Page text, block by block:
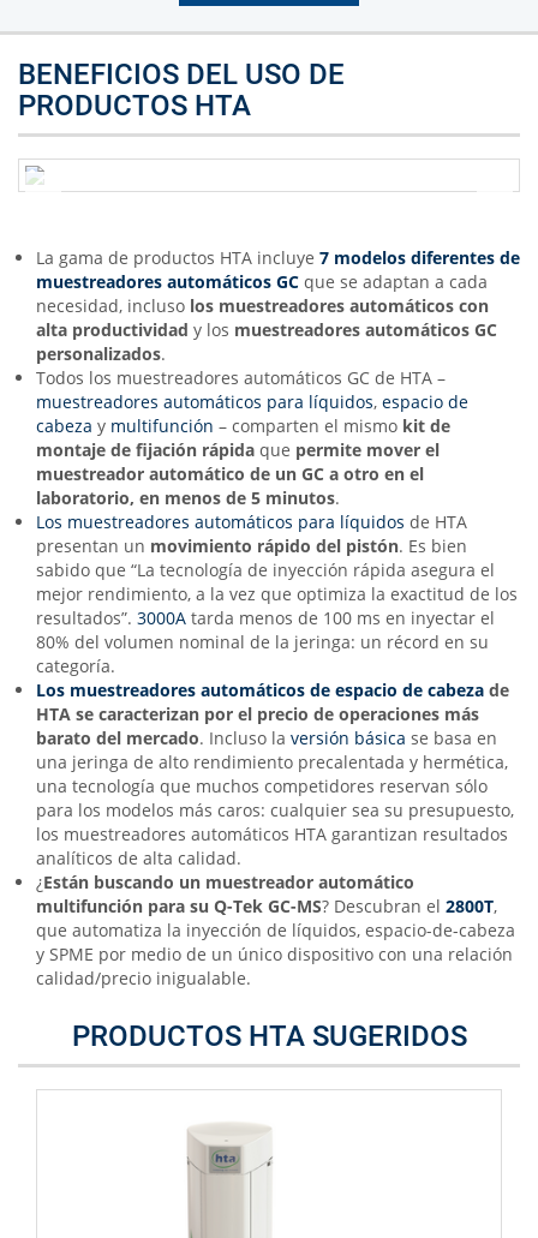
PRODUCTOS HTA SUGERIDOS
BENEFICIOS DEL USO DE
PRODUCTOS HTA
La gama de productos HTA incluye 7 modelos diferentes de
muestreadores automáticos GC que se adaptan a cada
necesidad, incluso los muestreadores automáticos con
alta productividad y los muestreadores automáticos GC
personalizados.
Todos los muestreadores automáticos GC de HTA –
muestreadores automáticos para líquidos, espacio de
cabeza y multifunción – comparten el mismo kit de
montaje de fijación rápida que permite mover el
muestreador automático de un GC a otro en el
laboratorio, en menos de 5 minutos.
Los muestreadores automáticos para líquidos de HTA
presentan un movimiento rápido del pistón. Es bien
sabido que “La tecnología de inyección rápida asegura el
mejor rendimiento, a la vez que optimiza la exactitud de los
resultados”. 3000A tarda menos de 100 ms en inyectar el
80% del volumen nominal de la jeringa: un récord en su
categoría.
Los muestreadores automáticos de espacio de cabeza de
HTA se caracterizan por el precio de operaciones más
barato del mercado. Incluso la versión básica se basa en
una jeringa de alto rendimiento precalentada y hermética,
una tecnología que muchos competidores reservan sólo
para los modelos más caros: cualquier sea su presupuesto,
los muestreadores automáticos HTA garantizan resultados
analíticos de alta calidad.
¿Están buscando un muestreador automático
multifunción para su Q-Tek GC-MS? Descubran el 2800T,
que automatiza la inyección de líquidos, espacio-de-cabeza
y SPME por medio de un único dispositivo con una relación
calidad/precio inigualable.